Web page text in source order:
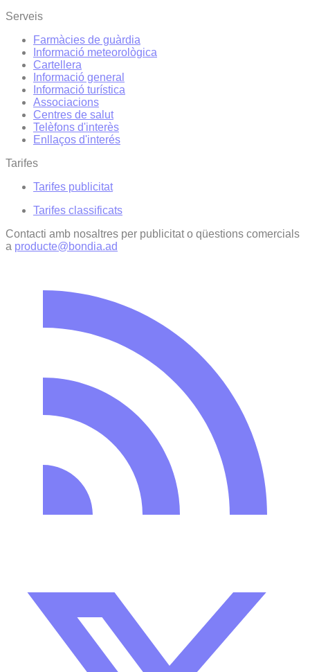
Serveis
Farmàcies de guàrdia
Informació meteorològica
Cartellera
Informació general
Informació turística
Associacions
Centres de salut
Telèfons d'interès
Enllaços d'interés
Tarifes
Tarifes publicitat
Tarifes classificats
Contacti amb nosaltres per publicitat o qüestions comercials
a producte@bondia.ad